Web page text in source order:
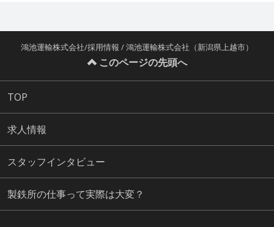
鴻池運輸株式会社/採用情報 / 鴻池運輸株式会社（新潟県上越市）
このページの先頭へ
TOP
求人情報
スタッフインタビュー
製鉄所の仕事って実際は大変？